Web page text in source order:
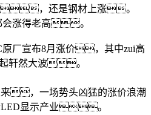
，还是钢材上涨。
会涨得老高。
厂宣布8月涨价，其中zui高
轩然大波。
，一场势头凶猛的涨价浪潮
显示产业。